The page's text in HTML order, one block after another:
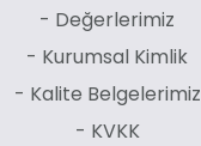
- Değerlerimiz
- Kurumsal Kimlik
- Kalite Belgelerimiz
- KVKK